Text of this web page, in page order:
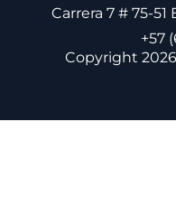
Carrera 7 # 75-
+57
Copyright